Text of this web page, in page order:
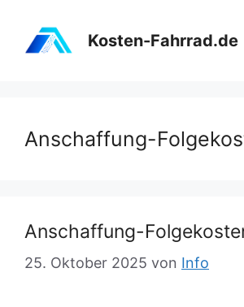
Inhalt
springen
Kosten-Fahrrad.de
Anschaffung-
Anschaffung-
25. Oktober 2025 von Info